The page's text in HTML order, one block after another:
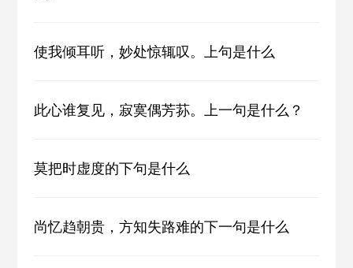
使我倾耳听，妙处惊辄叹。上句是什么
此心谁复见，寂寞偶芳荪。上一句是什么？
莫把时虚度的下句是什么
尚忆趋朝贵，方知失路难的下一句是什么